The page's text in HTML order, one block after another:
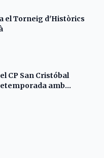
el Torneig d'Històrics
CP San Cristóbal
amb